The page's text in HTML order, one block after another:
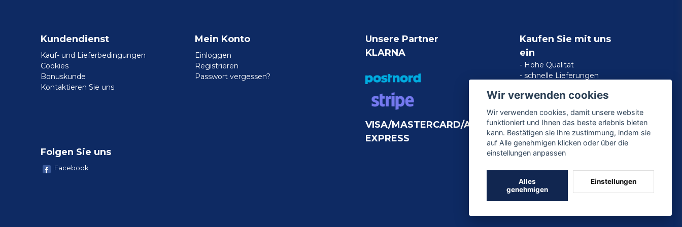
Kundendienst
Kauf- und Lieferbedingungen
Cookies
Bonuskunde
Kontaktieren Sie uns
Mein Konto
Einloggen
Registrieren
Passwort vergessen?
Unsere Partner
KLARNA
VISA/MASTERCARD/AMERICAN
EXPRESS
Kaufen Sie mit uns
ein
- Hohe Qualität
- schnelle Lieferungen
Folgen Sie uns
Facebook
Wir verwenden cookies
Wir verwenden cookies, damit unsere website
funktioniert und Ihnen das beste erlebnis bieten
kann. Bestätigen sie Ihre zustimmung, indem sie
auf Alle genehmigen klicken oder über die
einstellungen anpassen
Alles
genehmigen
Einstellungen